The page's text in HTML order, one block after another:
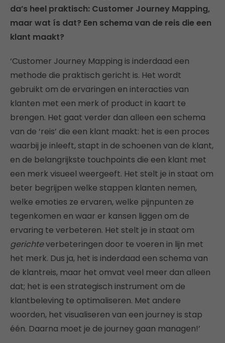
da’s heel praktisch: Customer Journey Mapping,
maar wat ís dat? Een schema van de reis die een
klant maakt?
‘Customer Journey Mapping is inderdaad een
methode die praktisch gericht is. Het wordt
gebruikt om de ervaringen en interacties van
klanten met een merk of product in kaart te
brengen. Het gaat verder dan alleen een schema
van de ‘reis’ die een klant maakt: het is een proces
waarbij je inleeft, stapt in de schoenen van de klant,
en de belangrijkste touchpoints die een klant met
een merk visueel weergeeft. Het stelt je in staat om
beter begrijpen welke stappen klanten nemen,
welke emoties ze ervaren, welke pijnpunten ze
tegenkomen en waar er kansen liggen om de
ervaring te verbeteren. Het stelt je in staat om
gerichteverbeteringen door te voeren in lijn met
het merk. Dus ja, het is inderdaad een schema van
de klantreis, maar het omvat veel meer dan alleen
dat; het is een strategisch instrument om de
klantbeleving te optimaliseren. Met andere
woorden, het visualiseren van een journey is stap
één. Daarna moet je de journey gaan managen!’